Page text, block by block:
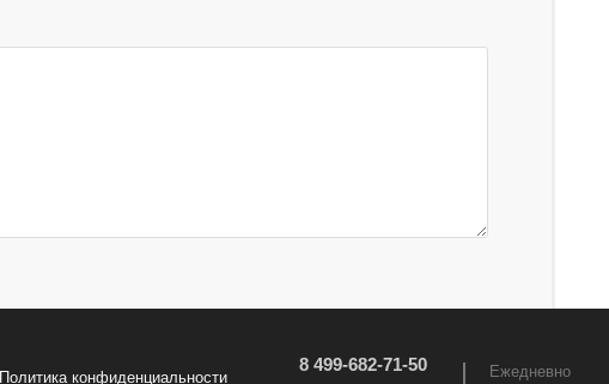
Политика конфиденциальности
8 499-682-71-50
Ежедневно